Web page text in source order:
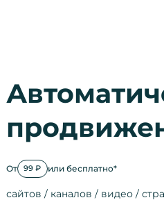
От 99 ₽ или бесплатно*
сайтов / каналов / видео /